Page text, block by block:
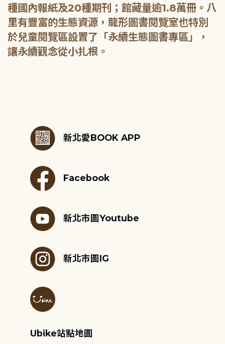
種國內報紙及20種期刊；館藏量逾1.8萬冊。八
里有豐富的生態資源，龍形圖書閱覽室也特別
於兒童閱覽區設置了「永續生態圖書專區」，
新北愛BOOK APP
Facebook
新北市圖Youtube
新北市圖IG
Ubike站點地圖